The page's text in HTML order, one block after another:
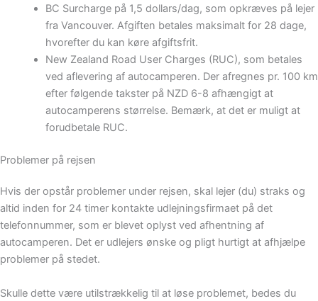
BC Surcharge på 1,5 dollars/dag, som opkræves på lejer
fra Vancouver. Afgiften betales maksimalt for 28 dage,
hvorefter du kan køre afgiftsfrit.
New Zealand Road User Charges (RUC), som betales
ved aflevering af autocamperen. Der afregnes pr. 100 km
efter følgende takster på NZD 6-8 afhængigt at
autocamperens størrelse. Bemærk, at det er muligt at
forudbetale RUC.
Problemer på rejsen
Hvis der opstår problemer under rejsen, skal lejer (du) straks og
altid inden for 24 timer kontakte udlejningsfirmaet på det
telefonnummer, som er blevet oplyst ved afhentning af
autocamperen. Det er udlejers ønske og pligt hurtigt at afhjælpe
problemer på stedet.
Skulle dette være utilstrækkelig til at løse problemet, bedes du